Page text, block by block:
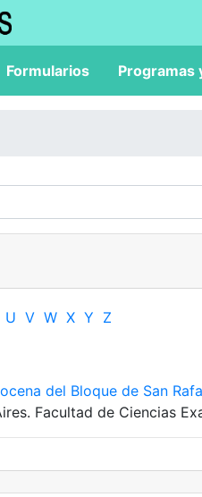
Formularios Programas
U V W X Y Z
del Bloque de San
Facultad de Ciencias